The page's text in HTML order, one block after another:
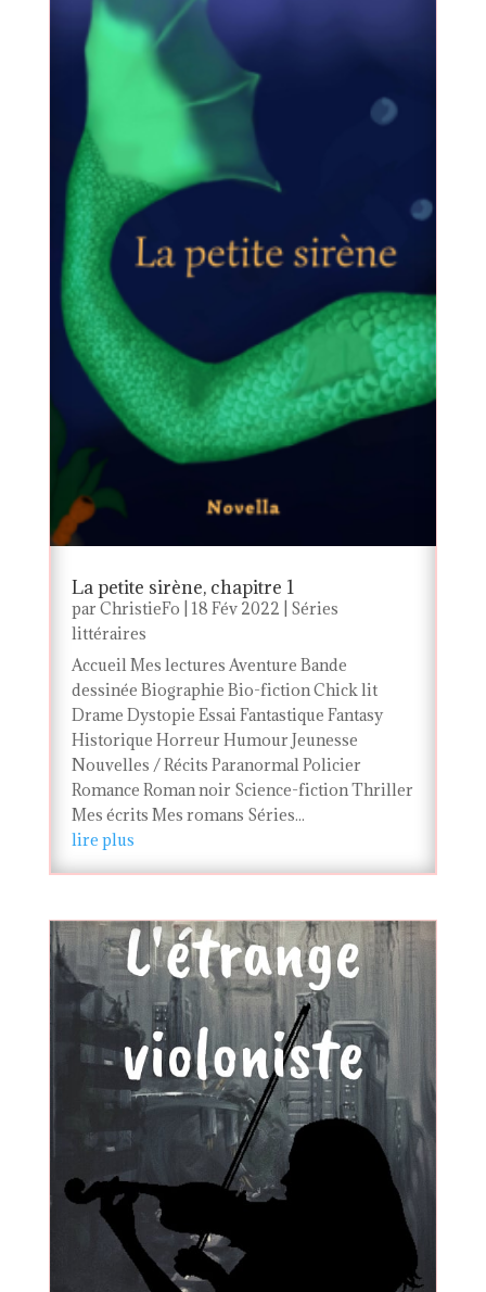
La petite sirène, chapitre 1
par ChristieFo 18 Fév 2022
Séries
littéraires
Accueil Mes lectures Aventure Bande
dessinée Biographie Bio-fiction Chick lit
Drame Dystopie Essai Fantastique Fantasy
Historique Horreur Humour Jeunesse
Nouvelles / Récits Paranormal Policier
Romance Roman noir Science-fiction Thriller
Mes écrits Mes romans Séries...
lire plus